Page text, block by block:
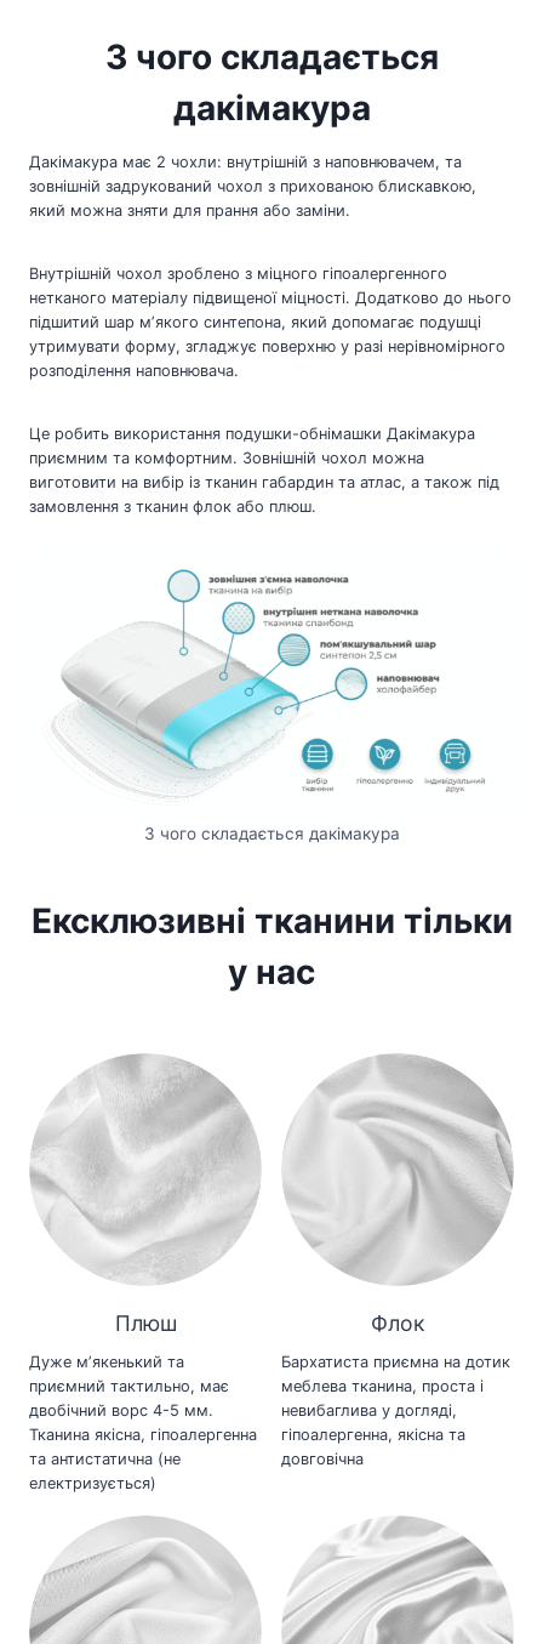
З чого складається
дакімакура
Дакімакура має 2 чохли: внутрішній з наповнювачем, та
зовнішній задрукований чохол з прихованою блискавкою,
який можна зняти для прання або заміни.
Внутрішній чохол зроблено з міцного гіпоалергенного
нетканого матеріалу підвищеної міцності. Додатково до нього
підшитий шар мʼякого синтепона, який допомагає подушці
утримувати форму, згладжує поверхню у разі нерівномірного
розподілення наповнювача.
Це робить використання подушки-обнімашки Дакімакура
приємним та комфортним. Зовнішній чохол можна
виготовити на вибір із тканин габардин та атлас, а також під
замовлення з тканин флок або плюш.
З чого складається дакімакура
Ексклюзивні тканини тільки
у нас
Плюш
Дуже мʼякенький та
приємний тактильно, має
двобічний ворс 4-5 мм.
Тканина якісна, гіпоалергенна
та антистатична (не
електризується)
Флок
Бархатиста приємна на дотик
меблева тканина, проста і
невибаглива у догляді,
гіпоалергенна, якісна та
довговічна